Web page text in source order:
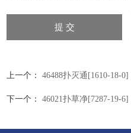
上一个： 46488扑灭通[1610-18-0]
下一个： 46021扑草净[7287-19-6]